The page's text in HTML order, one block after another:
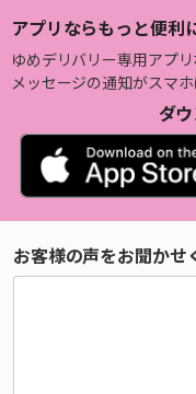
アプリならもっと便利
ゆめデリバリー専用アプリ
メッセージの通知がスマ
ダ
お客様の声をお聞かせ